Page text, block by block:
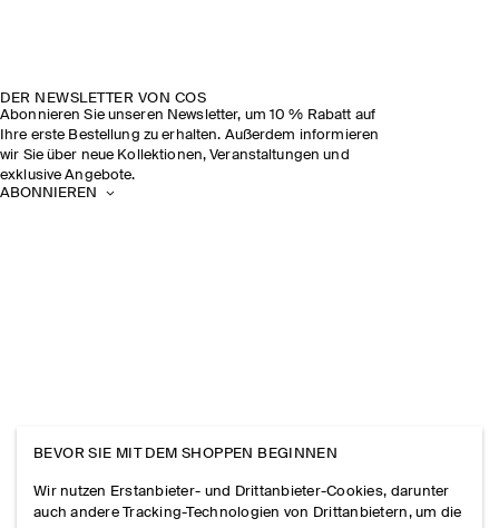
DER NEWSLETTER VON COS
Abonnieren Sie unseren Newsletter, um 10 % Rabatt auf
Ihre erste Bestellung zu erhalten. Außerdem informieren
wir Sie über neue Kollektionen, Veranstaltungen und
exklusive Angebote.
ABONNIEREN
BEVOR SIE MIT DEM SHOPPEN BEGINNEN
Wir nutzen Erstanbieter- und Drittanbieter-Cookies, darunter
auch andere Tracking-Technologien von Drittanbietern, um die